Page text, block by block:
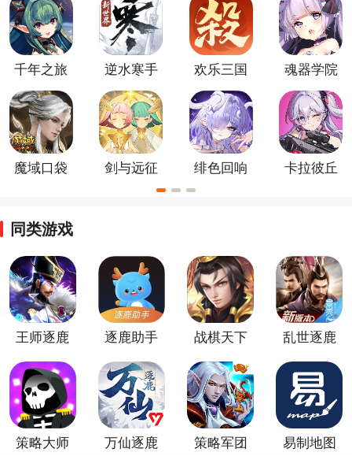
游
版
千年之旅
官服
逆水寒手
游官方版
欢乐三国
杀官方版
魂器学院
手游
魔域口袋
剑与远征
绯色回响
卡拉彼丘
同类游戏
王师逐鹿
逐鹿助手 战棋天下 乱世逐鹿
策略大师 万仙逐鹿
策略军团
易制地图